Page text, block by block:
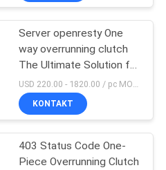
19
35
Server openresty One
way overrunning clutch
The Ultimate Solution for
Your Business Growth
KONTAKT
403 Status Code One-
Piece Overrunning Clutch